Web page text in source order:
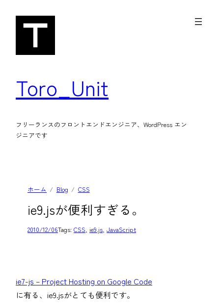
Toro_Unit
フリーランスのフロントエンドエンジニア、WordPress エン
ジニアです
ホーム Blog CSS
ie9.jsが便利すぎる。
2010/12/06Tags: CSS, ie9.js, JavaScript
ie7-js – Project Hosting on Google Code
に有る、ie9.jsがとても便利です。